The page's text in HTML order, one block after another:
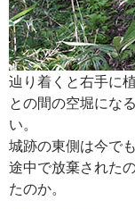
辿り着くと右手に
との間の空堀にな
い。
城跡の東側は今で
途中で放棄された
たのか。